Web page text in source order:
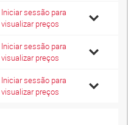
Iniciar sessão para
visualizar preços
Iniciar sessão para
visualizar preços
Iniciar sessão para
visualizar preços